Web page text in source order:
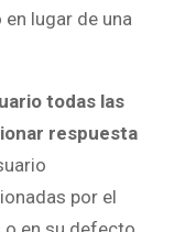
lugar de una
todas las
respuesta
por el